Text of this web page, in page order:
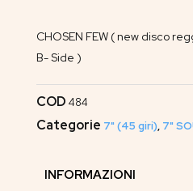
CHOSEN FEW ( new disco
B- Side )
COD 484
Categorie 7" (45 giri), 7"
INFORMAZIONI